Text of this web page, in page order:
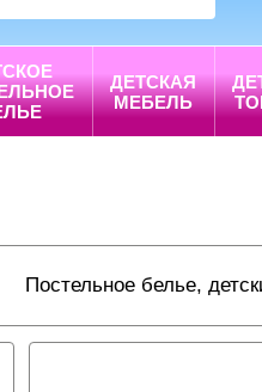
ДЕТСКАЯ
МЕБЕЛЬ
Постельное белье,